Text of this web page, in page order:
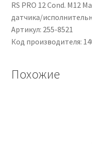
RS PRO 12 Cond. M12
датчика/
Артикул: 255-8521
Код производителя:
Похожие